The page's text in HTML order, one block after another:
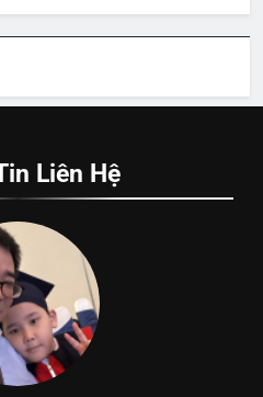
Liên Hệ